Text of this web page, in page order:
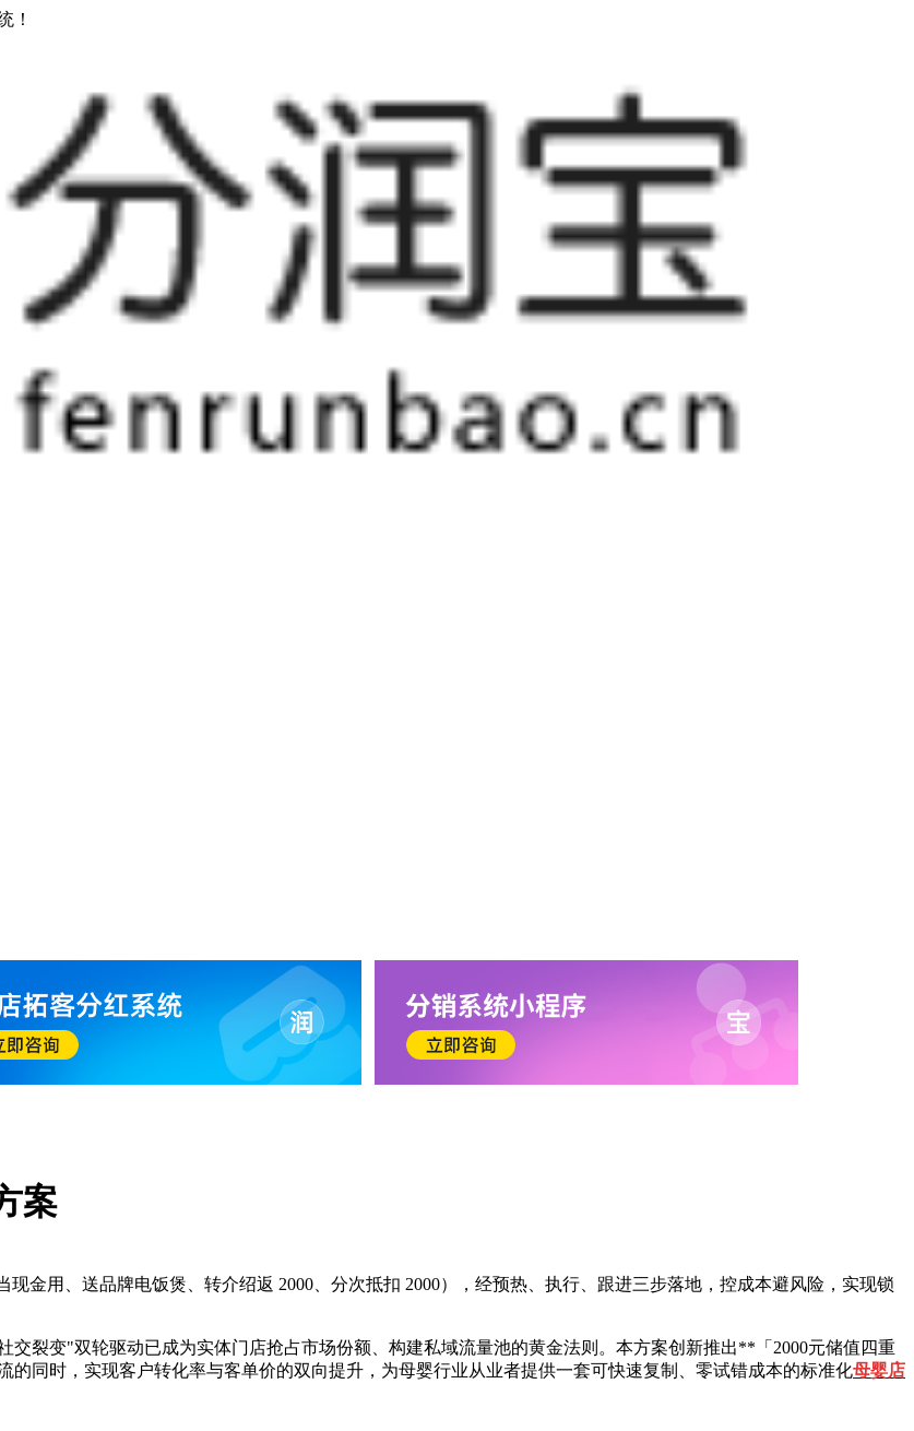
！
案
金用、送品牌电饭煲、转介绍返 2000、分次抵扣 2000），经预热、执行、跟进三步落地，控成本避风险，实现锁
裂变"双轮驱动已成为实体门店抢占市场份额、构建私域流量池的黄金法则。本方案创新推出**「2000元储值四重
同时，实现客户转化率与客单价的双向提升，为母婴行业从业者提供一套可快速复制、零试错成本的标准化母婴店